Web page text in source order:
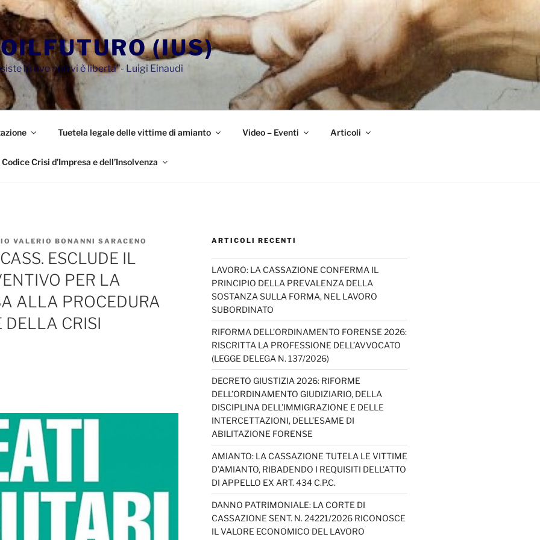
(IUS)
là ove non vi è libertà"- Luigi Einaudi
Tuetela legale delle vittime di amianto Video – Eventi Articoli
Codice Crisi d’Impresa e dell’Insolvenza
VALERIO BONANNI SARACENO
ESCLUDE IL
PER LA
ALLA PROCEDURA
DELLA CRISI
ARTICOLI RECENTI
LAVORO: LA CASSAZIONE CONFERMA IL
PRINCIPIO DELLA PREVALENZA DELLA
SOSTANZA SULLA FORMA, NEL LAVORO
SUBORDINATO
RIFORMA DELL’ORDINAMENTO FORENSE 2026:
RISCRITTA LA PROFESSIONE DELL’AVVOCATO
(LEGGE DELEGA N. 137/2026)
DECRETO GIUSTIZIA 2026: RIFORME
DELL’ORDINAMENTO GIUDIZIARIO, DELLA
DISCIPLINA DELL’IMMIGRAZIONE E DELLE
INTERCETTAZIONI, DELL’ESAME DI
ABILITAZIONE FORENSE
AMIANTO: LA CASSAZIONE TUTELA LE VITTIME
D’AMIANTO, RIBADENDO I REQUISITI DELL’ATTO
DI APPELLO EX ART. 434 C.P.C.
DANNO PATRIMONIALE: LA CORTE DI
CASSAZIONE SENT. N. 24221/2026 RICONOSCE
IL VALORE ECONOMICO DEL LAVORO